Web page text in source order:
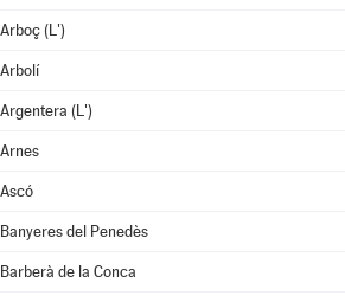
Arboç (L')
Arbolí
Argentera (L')
Arnes
Ascó
Banyeres del Penedès
Barberà de la Conca